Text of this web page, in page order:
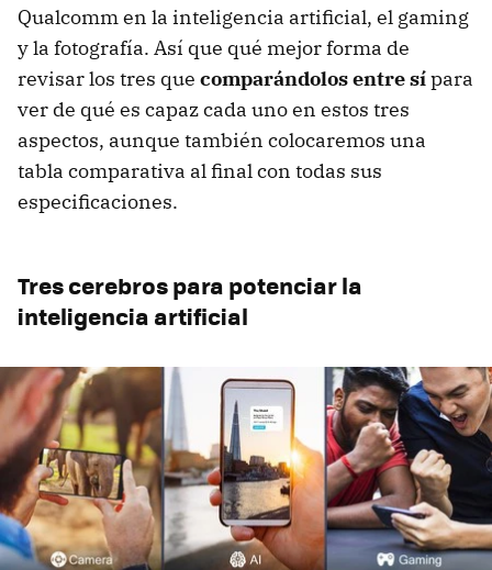
Qualcomm en la inteligencia artificial, el gaming
y la fotografía. Así que qué mejor forma de
revisar los tres que comparándolos entre sípara
ver de qué es capaz cada uno en estos tres
aspectos, aunque también colocaremos una
tabla comparativa al final con todas sus
especificaciones.
Tres cerebros para potenciar la
inteligencia artificial